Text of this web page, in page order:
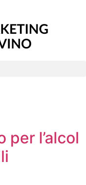
per l’alcol